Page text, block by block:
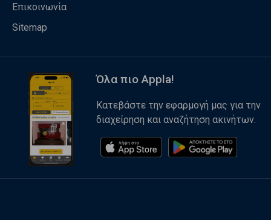
Επικοινωνία
Sitemap
Όλα πιο Appla!
Κατεβάστε την εφαρμογή μας για την
διαχείρηση και αναζήτηση ακινήτων.